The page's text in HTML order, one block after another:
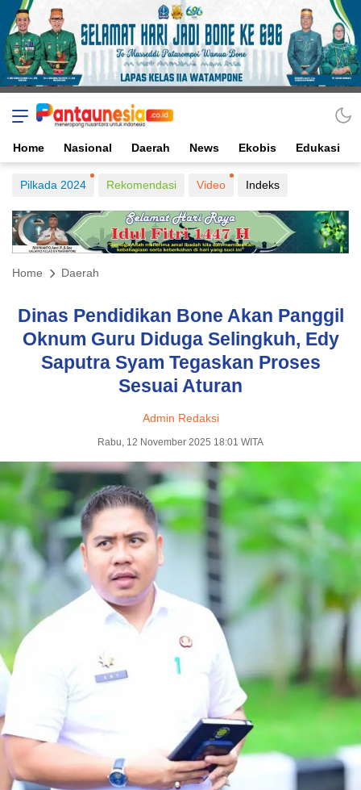
Home Nasional Daerah News Ekobis Edukasi
Pilkada 2024 Rekomendasi Video Indeks
Home Daerah
Dinas Pendidikan Bone Akan Panggil
Oknum Guru Diduga Selingkuh, Edy
Saputra Syam Tegaskan Proses
Sesuai Aturan
Admin Redaksi
Rabu, 12 November 2025 18:01 WITA